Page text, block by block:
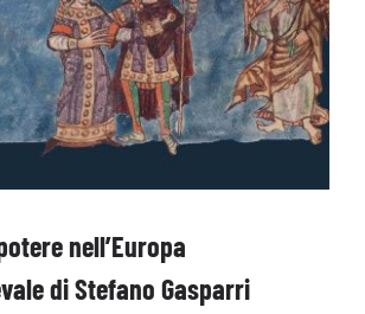
nell’Europa
di Stefano Gasparri